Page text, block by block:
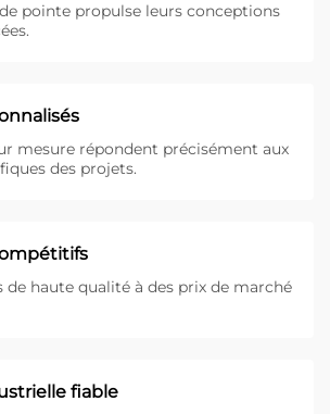
pointe propulse leurs conceptions
mesure répondent précisément aux
des projets.
de haute qualité à des prix de marché
fiable